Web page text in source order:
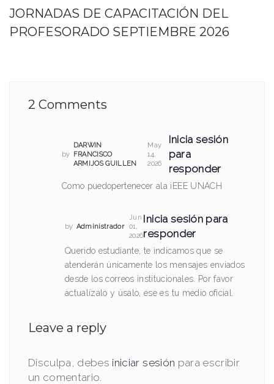
JORNADAS DE CAPACITACIÓN DEL
PROFESORADO SEPTIEMBRE 2026
2 Comments
by
DARWIN
FRANCISCO
ARMIJOS GUILLEN
May
14,
2026
Inicia sesión
para
responder
Como puedopertenecer ala iEEE UNACH
by Administrador
Jun
01,
2026
Inicia sesión para
responder
Querido estudiante, te indicamos que se
atenderán únicamente los mensajes enviados
desde los correos institucionales. Por favor
actualízalo y úsalo, ese es tu medio oficial.
Leave a reply
Disculpa, debes iniciar sesión para escribir
un comentario.